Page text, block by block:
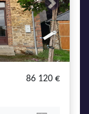
Next
86 120 €